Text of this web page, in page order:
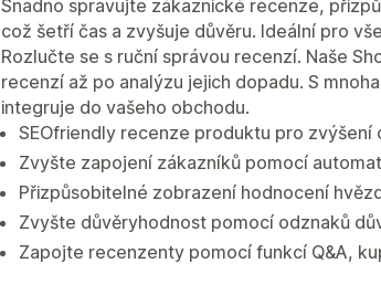
Snadno spravujte zákaznické recenze,
což šetří čas a zvyšuje důvěru. Ideální pro
Rozlučte se s ruční správou recenzí. Naše
recenzí až po analýzu jejich dopadu. S
integruje do vašeho obchodu.
SEOfriendly recenze produktu pro
Zvyšte zapojení zákazníků pomocí
Přizpůsobitelné zobrazení hodnocení
Zvyšte důvěryhodnost pomocí odznaků
Zapojte recenzenty pomocí funkcí Q&A,